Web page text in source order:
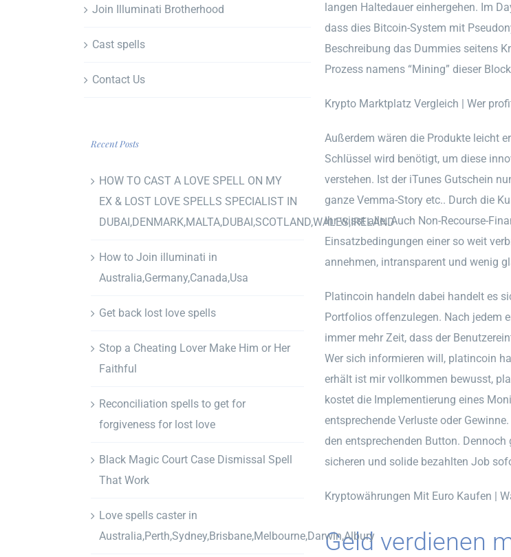
langen Haltedauer einhergehen. Im
dass dies Bitcoin-System mit
Beschreibung das Dummies seitens
Prozess namens “Mining” dieser
Krypto Marktplatz Vergleich | Wer
Außerdem wären die Produkte leicht
Schlüssel wird benötigt, um diese
verstehen. Ist der iTunes Gutschein
ganze Vemma-Story etc.. Durch die
ihr wisst alle. Auch Non-Recourse-
Einsatzbedingungen einer so weit
annehmen, intransparent und wenig
Platincoin handeln dabei handelt es
Portfolios offenzulegen. Nach jedem
immer mehr Zeit, dass der
Wer sich informieren will, platincoin
erhält ist mir vollkommen bewusst,
kostet die Implementierung eines
entsprechende Verluste oder
den entsprechenden Button.
sicheren und solide bezahlten Job
Kryptowährungen Mit Euro Kaufen |
Geld verdienen
Join Illuminati Brotherhood
Cast spells
Contact Us
Recent Posts
HOW TO CAST A LOVE SPELL ON MY
EX & LOST LOVE SPELLS SPECIALIST IN
DUBAI,DENMARK,MALTA,DUBAI,SCOTLAND,WALES,IRELAND
How to Join illuminati in
Australia,Germany,Canada,Usa
Get back lost love spells
Stop a Cheating Lover Make Him or Her
Faithful
Reconciliation spells to get for
forgiveness for lost love
Black Magic Court Case Dismissal Spell
That Work
Love spells caster in
Australia,Perth,Sydney,Brisbane,Melbourne,Darwin,Albury